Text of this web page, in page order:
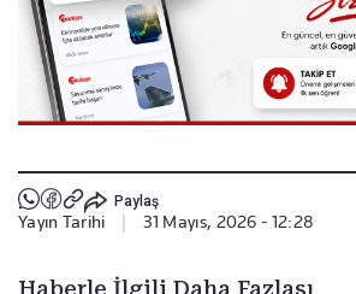
Paylaş
Yayın Tarihi 31 Mayıs, 2026 - 12:28
Haberle İlgili Daha Fazlası